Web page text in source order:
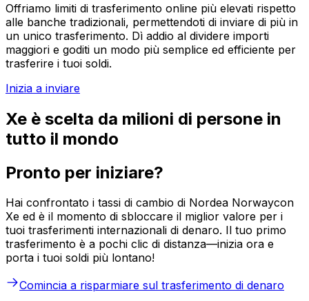
Offriamo limiti di trasferimento online più elevati rispetto
alle banche tradizionali, permettendoti di inviare di più in
un unico trasferimento. Dì addio al dividere importi
maggiori e goditi un modo più semplice ed efficiente per
trasferire i tuoi soldi.
Inizia a inviare
Xe è scelta da milioni di persone in
tutto il mondo
Pronto per iniziare?
Hai confrontato i tassi di cambio di Nordea Norwaycon
Xe ed è il momento di sbloccare il miglior valore per i
tuoi trasferimenti internazionali di denaro. Il tuo primo
trasferimento è a pochi clic di distanza—inizia ora e
porta i tuoi soldi più lontano!
Comincia a risparmiare sul trasferimento di denaro